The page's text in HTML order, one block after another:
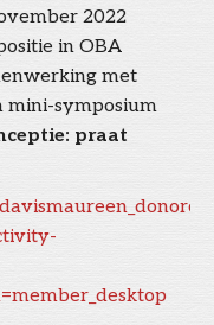
2022
in OBA
met
mini-symposium
praat